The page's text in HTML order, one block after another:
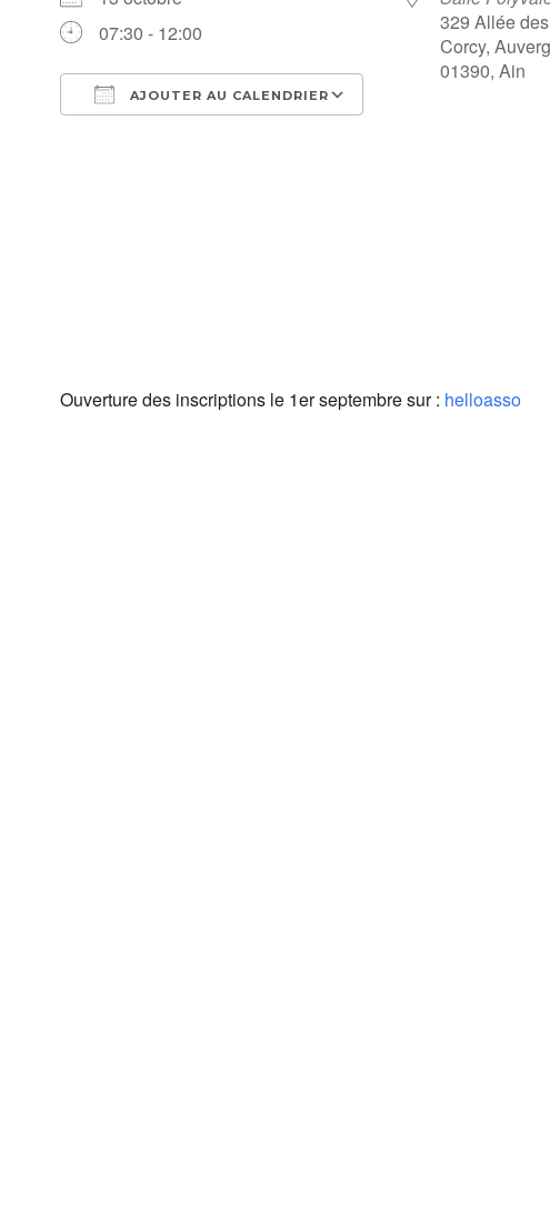
07:30 - 12:00
AJOUTER AU CALENDRIER
329 Allée
Corcy,
01390, Ain
Ouverture des inscriptions le 1er septembre sur : helloasso